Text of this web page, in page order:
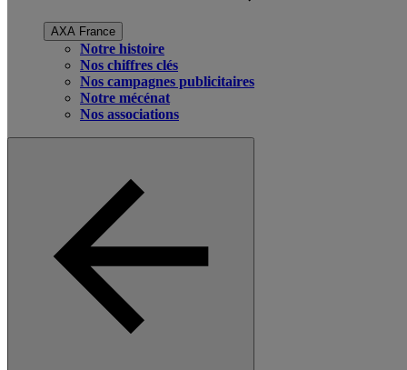
AXA France
Notre histoire
Nos chiffres clés
Nos campagnes publicitaires
Notre mécénat
Nos associations